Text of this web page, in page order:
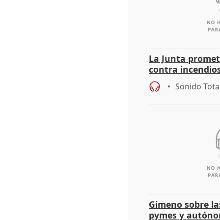
La Junta
contra
pacto de
Sonido
Gimeno sobre
pymes y